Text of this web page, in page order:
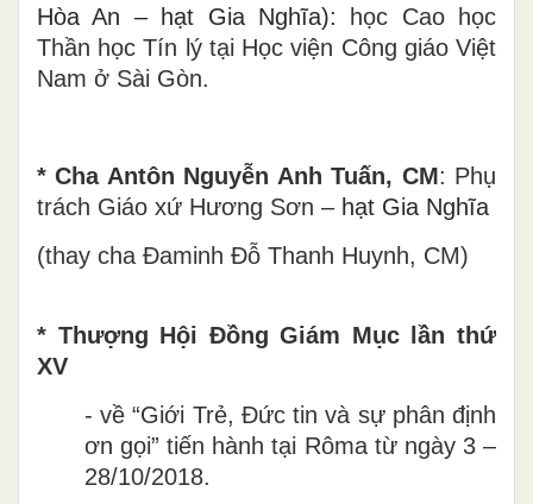
Hòa An – hạt Gia Nghĩa): học Cao học
Thần học Tín lý tại Học viện Công giáo Việt
Nam ở Sài Gòn.
* Cha Antôn Nguyễn Anh Tuấn, CM: Phụ
trách Giáo xứ Hương Sơn – hạt Gia Nghĩa
(thay cha Đaminh Đỗ Thanh Huynh, CM)
* Thượng Hội Đồng Giám Mục lần thứ
XV
- về “Giới Trẻ, Đức tin và sự phân định
ơn gọi” tiến hành tại Rôma từ ngày 3 –
28/10/2018.